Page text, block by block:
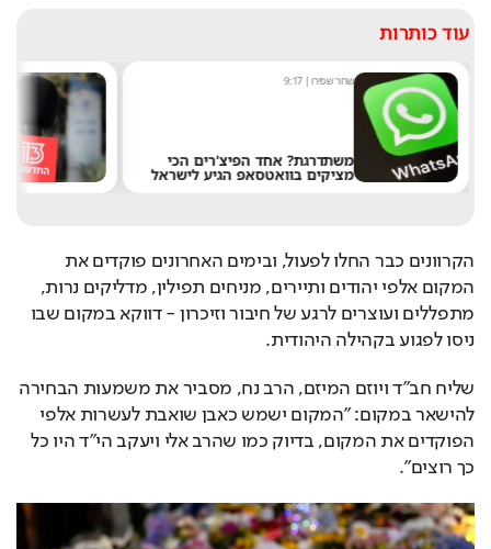
עוד כותרות
שחר שפירו |
9:17
משתדרגת? אחד הפיצ'רים הכי
מציקים בוואטסאפ הגיע לישראל
ניסו לפגוע בקהילה היהודית.
הפוקדים את המקום, בדיוק כמו שהרב אלי ויעקב הי"ד היו כל
כך רוצים".